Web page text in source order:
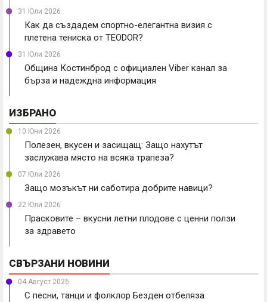
31 Юли 2026
Как да създадем спортно-елегантна визия с
плетена тениска от TEODOR?
31 Юли 2026
Община Костинброд с официален Viber канал за
бърза и надеждна информация
ИЗБРАНО
10 Юни 2026
Полезен, вкусен и засищащ: Защо нахутът
заслужава място на всяка трапеза?
07 Юли 2026
Защо мозъкът ни саботира добрите навици?
22 Юли 2026
Прасковите – вкусни летни плодове с ценни ползи
за здравето
СВЪРЗАНИ НОВИНИ
04 Август 2026
С песни, танци и фолклор Безден отбеляза